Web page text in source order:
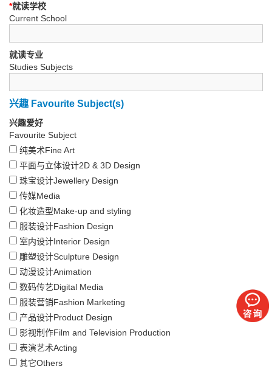
*就读学校
Current School
就读专业
Studies Subjects
兴趣 Favourite Subject(s)
兴趣爱好
Favourite Subject
纯美术Fine Art
平面与立体设计2D & 3D Design
珠宝设计Jewellery Design
传媒Media
化妆造型Make-up and styling
服装设计Fashion Design
室内设计Interior Design
雕塑设计Sculpture Design
动漫设计Animation
数码传艺Digital Media
服装营销Fashion Marketing
产品设计Product Design
影视制作Film and Television Production
表演艺术Acting
其它Others